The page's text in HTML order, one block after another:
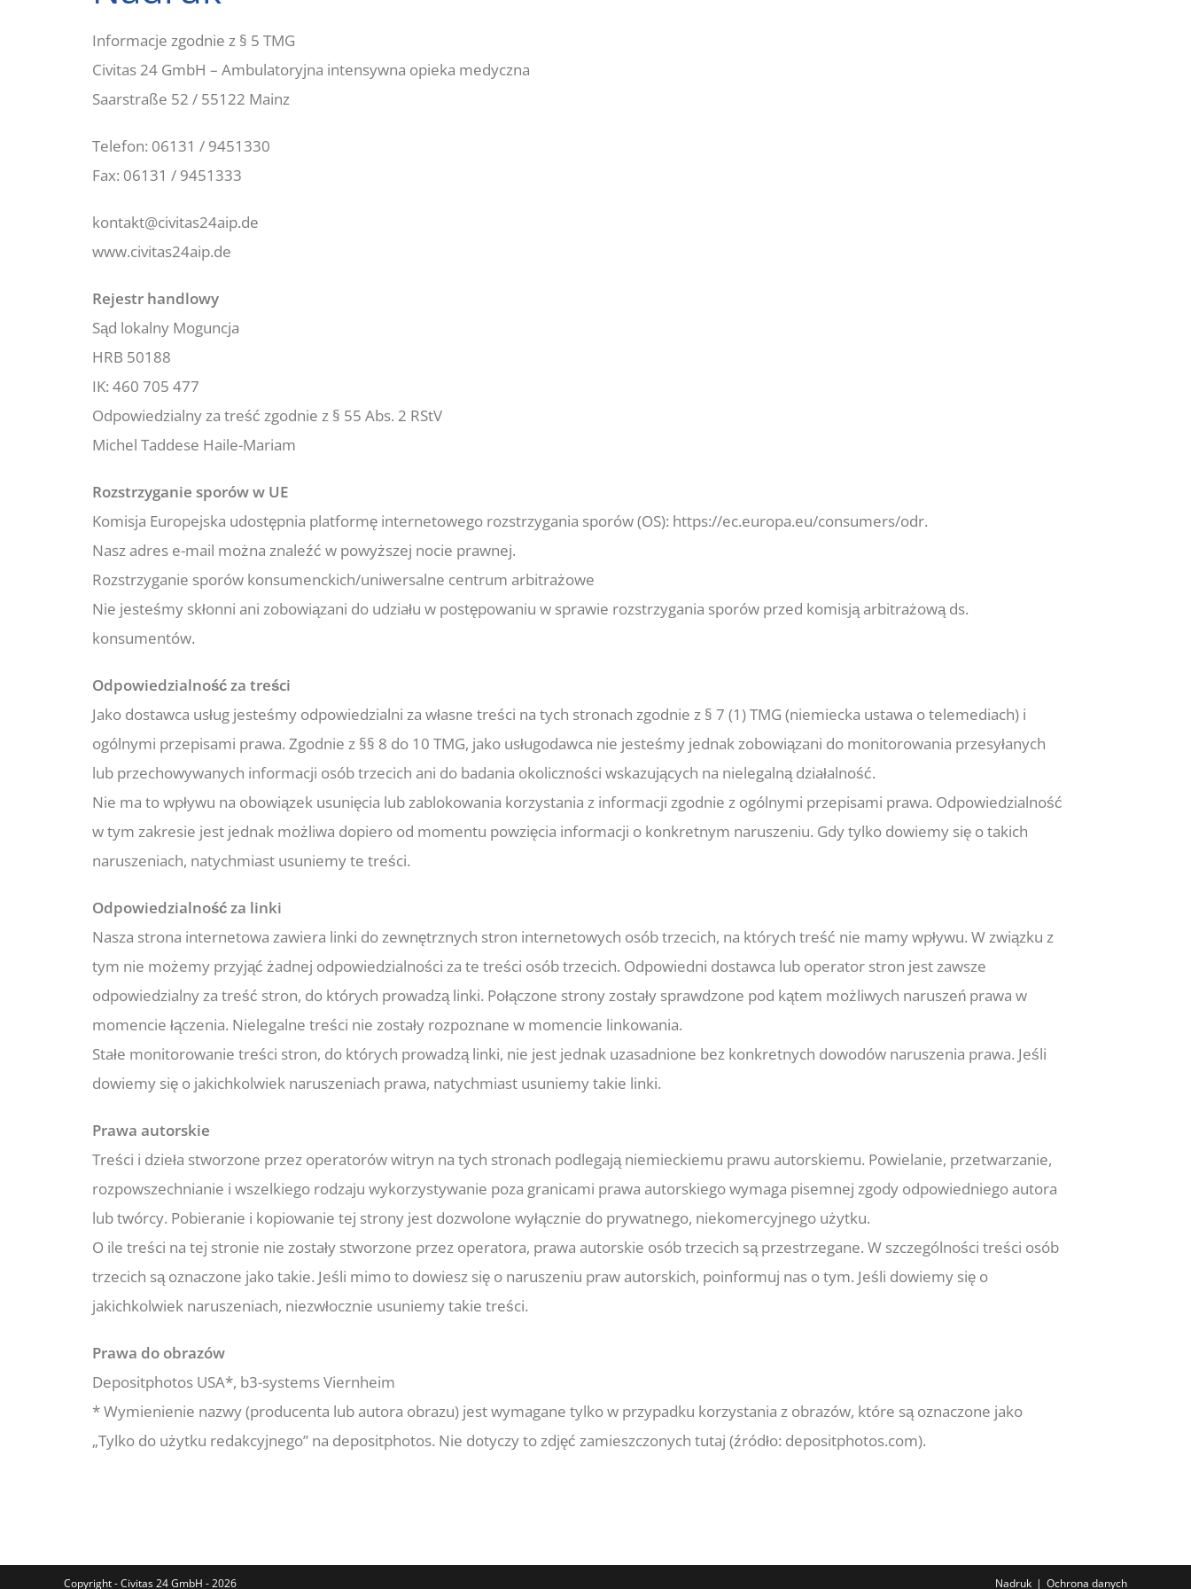
Informacje zgodnie z § 5 TMG
Civitas 24 GmbH – Ambulatoryjna intensywna opieka medyczna
Saarstraße 52 / 55122 Mainz
Telefon: 06131 / 9451330
Fax: 06131 / 9451333
kontakt@civitas24aip.de
www.civitas24aip.de
Rejestr handlowy
Sąd lokalny Moguncja
HRB 50188
IK: 460 705 477
Odpowiedzialny za treść zgodnie z § 55 Abs. 2 RStV
Michel Taddese Haile-Mariam
Rozstrzyganie sporów w UE
Komisja Europejska udostępnia platformę internetowego rozstrzygania sporów (OS): https://ec.europa.eu/consumers/odr.
Nasz adres e-mail można znaleźć w powyższej nocie prawnej.
Rozstrzyganie sporów konsumenckich/uniwersalne centrum arbitrażowe
Nie jesteśmy skłonni ani zobowiązani do udziału w postępowaniu w sprawie rozstrzygania sporów przed komisją arbitrażową ds.
konsumentów.
Odpowiedzialność za treści
Jako dostawca usług jesteśmy odpowiedzialni za własne treści na tych stronach zgodnie z § 7 (1) TMG (niemiecka ustawa o telemediach) i
ogólnymi przepisami prawa. Zgodnie z §§ 8 do 10 TMG, jako usługodawca nie jesteśmy jednak zobowiązani do monitorowania przesyłanych
lub przechowywanych informacji osób trzecich ani do badania okoliczności wskazujących na nielegalną działalność.
Nie ma to wpływu na obowiązek usunięcia lub zablokowania korzystania z informacji zgodnie z ogólnymi przepisami prawa. Odpowiedzialność
w tym zakresie jest jednak możliwa dopiero od momentu powzięcia informacji o konkretnym naruszeniu. Gdy tylko dowiemy się o takich
naruszeniach, natychmiast usuniemy te treści.
Odpowiedzialność za linki
Nasza strona internetowa zawiera linki do zewnętrznych stron internetowych osób trzecich, na których treść nie mamy wpływu. W związku z
tym nie możemy przyjąć żadnej odpowiedzialności za te treści osób trzecich. Odpowiedni dostawca lub operator stron jest zawsze
odpowiedzialny za treść stron, do których prowadzą linki. Połączone strony zostały sprawdzone pod kątem możliwych naruszeń prawa w
momencie łączenia. Nielegalne treści nie zostały rozpoznane w momencie linkowania.
Stałe monitorowanie treści stron, do których prowadzą linki, nie jest jednak uzasadnione bez konkretnych dowodów naruszenia prawa. Jeśli
dowiemy się o jakichkolwiek naruszeniach prawa, natychmiast usuniemy takie linki.
Prawa autorskie
Treści i dzieła stworzone przez operatorów witryn na tych stronach podlegają niemieckiemu prawu autorskiemu. Powielanie, przetwarzanie,
rozpowszechnianie i wszelkiego rodzaju wykorzystywanie poza granicami prawa autorskiego wymaga pisemnej zgody odpowiedniego autora
lub twórcy. Pobieranie i kopiowanie tej strony jest dozwolone wyłącznie do prywatnego, niekomercyjnego użytku.
O ile treści na tej stronie nie zostały stworzone przez operatora, prawa autorskie osób trzecich są przestrzegane. W szczególności treści osób
trzecich są oznaczone jako takie. Jeśli mimo to dowiesz się o naruszeniu praw autorskich, poinformuj nas o tym. Jeśli dowiemy się o
jakichkolwiek naruszeniach, niezwłocznie usuniemy takie treści.
Prawa do obrazów
Depositphotos USA*, b3-systems Viernheim
* Wymienienie nazwy (producenta lub autora obrazu) jest wymagane tylko w przypadku korzystania z obrazów, które są oznaczone jako
„Tylko do użytku redakcyjnego” na depositphotos. Nie dotyczy to zdjęć zamieszczonych tutaj (źródło: depositphotos.com).
Nadruk Ochrona danych
Copyright - Civitas 24 GmbH - 2026